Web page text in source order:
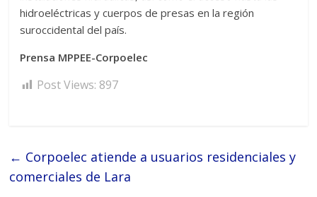
hidroeléctricas y cuerpos de presas en la región
suroccidental del país.
Prensa MPPEE-Corpoelec
Post Views: 897
← Corpoelec atiende a usuarios residenciales y
comerciales de Lara